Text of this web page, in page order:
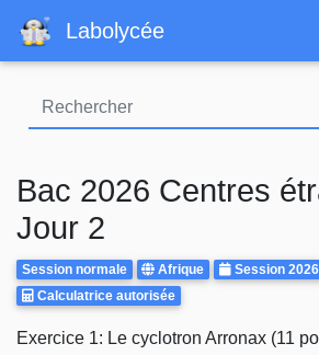
contenu
Labolycée
Bac 2026 Centres
Jour 2
Rattrapages
Session normale
Centre
d'examen
Afrique Annee
Session 2026
Calculatrice
Calculatrice autorisée
Body
Exercice 1: Le cyclotron Arronax (11